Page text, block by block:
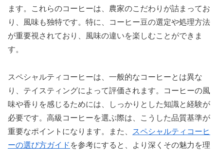
ます。これらのコーヒーは、農家のこだわりが詰まってお
り、風味も独特です。特に、コーヒー豆の選定や処理方法
が重要視されており、風味の違いを楽しむことができま
す。
スペシャルティコーヒーは、一般的なコーヒーとは異な
り、テイスティングによって評価されます。コーヒーの風
味や香りを感じるためには、しっかりとした知識と経験が
必要です。高級コーヒーを選ぶ際は、こうした品質基準が
重要なポイントになります。また、
スペシャルティコーヒ
ーの選び方ガイド を参考にすると、より深くその魅力を理